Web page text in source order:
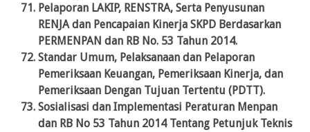
Pelaporan LAKIP, RENSTRA, Serta Penyusunan
RENJA dan Pencapaian Kinerja SKPD Berdasarkan
PERMENPAN dan RB No. 53 Tahun 2014.
Standar Umum, Pelaksanaan dan Pelaporan
Pemeriksaan Keuangan, Pemeriksaan Kinerja, dan
Pemeriksaan Dengan Tujuan Tertentu (PDTT).
Sosialisasi dan Implementasi Peraturan Menpan
dan RB No 53 Tahun 2014 Tentang Petunjuk Teknis